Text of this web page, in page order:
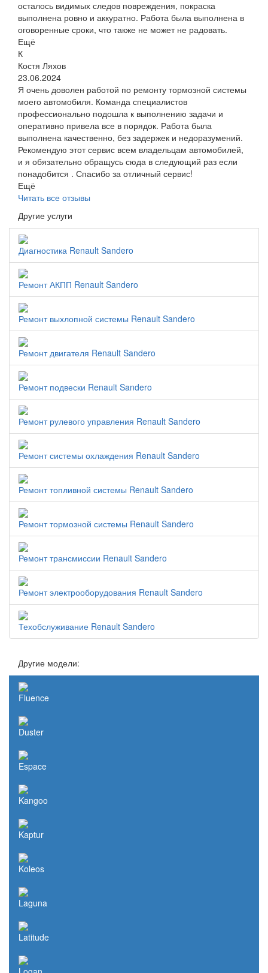
осталось видимых следов повреждения, покраска
выполнена ровно и аккуратно. Работа была выполнена в
оговоренные сроки, что также не может не радовать.
Ещё
К
Костя Ляхов
23.06.2024
Я очень доволен работой по ремонту тормозной системы
моего автомобиля. Команда специалистов
профессионально подошла к выполнению задачи и
оперативно привела все в порядок. Работа была
выполнена качественно, без задержек и недоразумений.
Рекомендую этот сервис всем владельцам автомобилей,
и я обязательно обращусь сюда в следующий раз если
понадобится . Спасибо за отличный сервис!
Ещё
Читать все отзывы
Другие услуги
Диагностика Renault Sandero
Ремонт АКПП Renault Sandero
Ремонт выхлопной системы Renault Sandero
Ремонт двигателя Renault Sandero
Ремонт подвески Renault Sandero
Ремонт рулевого управления Renault Sandero
Ремонт системы охлаждения Renault Sandero
Ремонт топливной системы Renault Sandero
Ремонт тормозной системы Renault Sandero
Ремонт трансмиссии Renault Sandero
Ремонт электрооборудования Renault Sandero
Техобслуживание Renault Sandero
Другие модели:
Fluence
Duster
Espace
Kangoo
Kaptur
Koleos
Laguna
Latitude